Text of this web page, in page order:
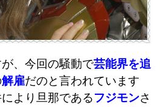
、今回の騒動で芸能界を追
解雇だのと言われています
より旦那であるフジモンさ